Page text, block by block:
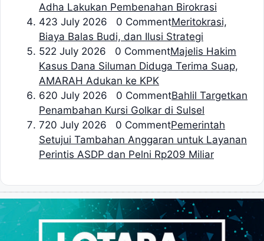
Adha Lakukan Pembenahan Birokrasi
423 July 2026 0 CommentMeritokrasi,
Biaya Balas Budi, dan Ilusi Strategi
522 July 2026 0 CommentMajelis Hakim
Kasus Dana Siluman Diduga Terima Suap,
AMARAH Adukan ke KPK
620 July 2026 0 CommentBahlil Targetkan
Penambahan Kursi Golkar di Sulsel
720 July 2026 0 CommentPemerintah
Setujui Tambahan Anggaran untuk Layanan
Perintis ASDP dan Pelni Rp209 Miliar